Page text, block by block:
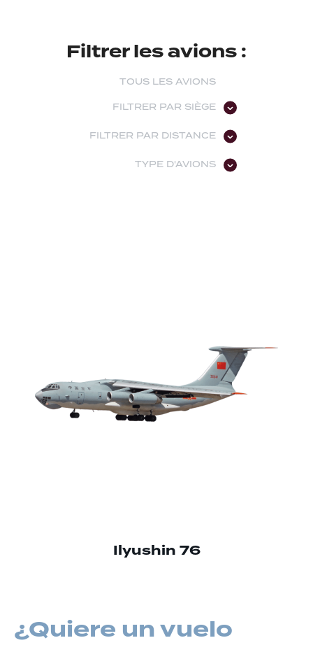
Filtrer les avions :
TOUS LES AVIONS
Ilyushin 76
¿Quiere un vuelo